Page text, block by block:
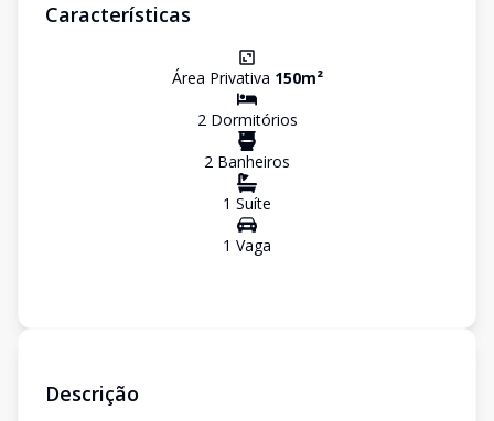
Características
Área Privativa 150m²
2Dormitórios
2 Banheiros
1 Suíte
1 Vaga
Descrição